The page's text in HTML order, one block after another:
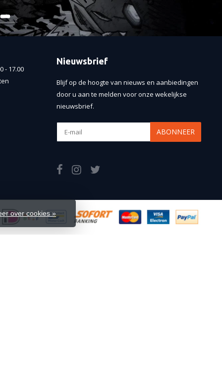
- 17.00
Nieuwsbrief
Blijf op de hoogte van nieuws en aanbiedingen
door u aan te melden voor onze wekelijkse
nieuwsbrief.
ABONNEER
over cookies »